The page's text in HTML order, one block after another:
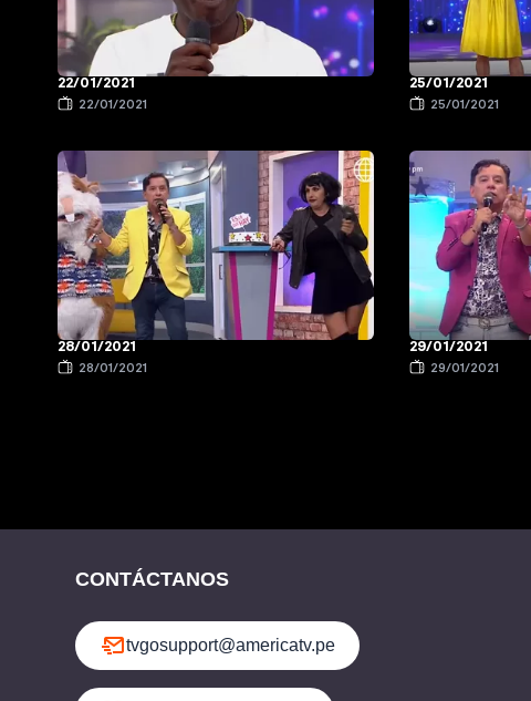
22/01/2021
22/01/2021
25/01/2021
25/01/2021
28/01/2021
28/01/2021
29/01/2021
29/01/2021
CONTÁCTANOS
tvgosupport@americatv.pe